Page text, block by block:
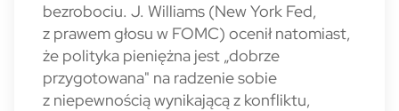
bezrobociu. J. Williams (New York Fed,
z prawem głosu w FOMC) ocenił natomiast,
że polityka pieniężna jest „dobrze
przygotowana" na radzenie sobie
z niepewnością wynikającą z konfliktu,